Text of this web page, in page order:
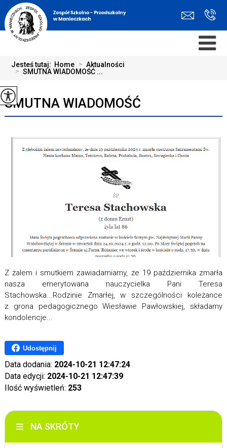
Jesteś tutaj: Home > Aktualności
> SMUTNA WIADOMOŚĆ ...
SMUTNA WIADOMOŚĆ
Z żalem i smutkiem zawiadamiamy, że 19 października zmarła
nasza emerytowana nauczycielka Pani Teresa
Stachowska...Rodzinie Zmarłej, w szczególności koleżance
z grona pedagogicznego Wiesławie Pawłowskiej, składamy
kondolencje...
Udostępnij
Data dodania: 2024-10-21 12:47:24
Data edycji: 2024-10-21 12:47:39
Ilość wyświetleń: 253
NA SKRÓTY